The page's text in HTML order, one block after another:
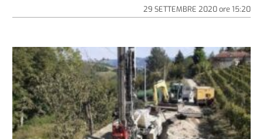
29 SETTEMBRE 2020ore 15:20